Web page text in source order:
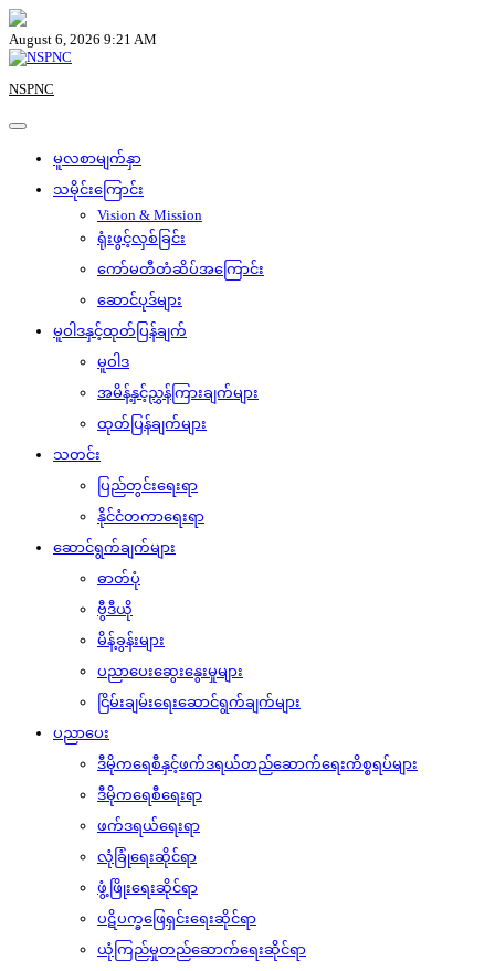
Skip
to
content
August 6, 2026 9:21 AM
NSPNC
မူလစာမျက်နှာ
သမိုင်းကြောင်း
Vision & Mission
ရုံးဖွင့်လှစ်ခြင်း
ကော်မတီတံဆိပ်အကြောင်း
ဆောင်ပုဒ်များ
မူဝါဒနှင့်ထုတ်ပြန်ချက်
မူဝါဒ
အမိန့်နှင့်ညွှန်ကြားချက်များ
ထုတ်ပြန်ချက်များ
သတင်း
ပြည်တွင်းရေးရာ
နိုင်ငံတကာရေးရာ
ဆောင်ရွက်ချက်များ
ဓာတ်ပုံ
ဗွီဒီယို
မိန့်ခွန်းများ
ပညာပေးဆွေးနွေးမှုများ
ငြိမ်းချမ်းရေးဆောင်ရွက်ချက်များ
ပညာပေး
ဒီမိုကရေစီနှင့်ဖက်ဒရယ်တည်ဆောက်‌ရေးကိစ္စရပ်များ
ဒီမိုကရေစီရေးရာ
ဖက်ဒရယ်ရေးရာ
လုံခြုံရေးဆိုင်ရာ
ဖွံ့ဖြိုးရေးဆိုင်ရာ
ပဋိပက္ခဖြေရှင်းရေးဆိုင်ရာ
ယုံကြည်မှုတည်ဆောက်ရေးဆိုင်ရာ